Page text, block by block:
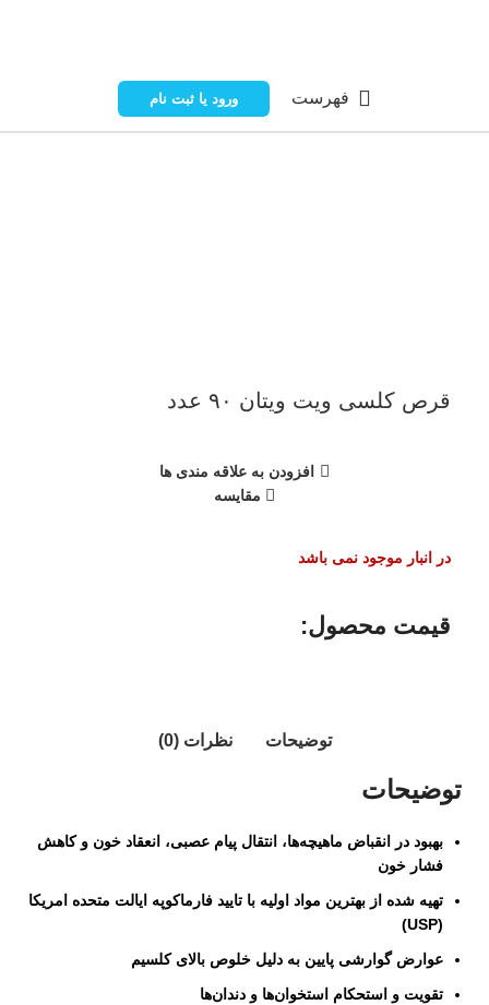
فهرست ورود یا ثبت نام
قرص کلسی ویت ویتان ۹۰ عدد
افزودن به علاقه مندی ها
مقایسه
در انبار موجود نمی باشد
قیمت محصول:​
توضیحات نظرات (0)
توضیحات
بهبود در انقباض ماهیچه‌ها، انتقال پیام عصبی، انعقاد خون و کاهش
فشار خون
تهیه شده از بهترین مواد اولیه با تایید فارماکوپه ایالت متحده امریکا
(USP)
عوارض گوارشی پایین به دلیل خلوص بالای کلسیم
تقویت و استحکام استخوان‌ها و دندان‌ها